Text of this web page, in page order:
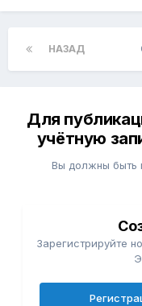
НАЗАД
Для
учётную
Вы должны быть
Зарегистрируйте